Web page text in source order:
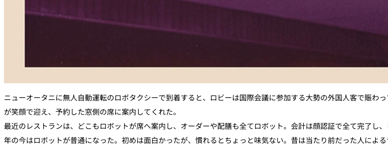
ニューオータニに無人自動運転のロボタクシーで到着すると、ロビーは国際会議に参加する大勢の外国人客で賑わ
が笑顔で迎え、予約した窓側の席に案内してくれた。
最近のレストランは、どこもロボットが席へ案内し、オーダーや配膳も全てロボット。会計は顔認証で全て完了し
年の今はロボットが普通になった。初めは面白かったが、慣れるとちょっと味気ない。昔は当たり前だった人によ